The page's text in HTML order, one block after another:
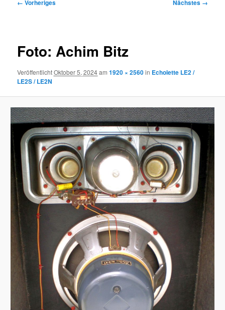
← Vorheriges Nächstes →
Foto: Achim Bitz
VeröffentlichtOktober 5, 2024am1920 × 2560in Echolette LE2 /
LE2S / LE2N